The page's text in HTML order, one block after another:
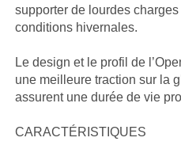
supporter de lourdes
conditions hivernales.
Le design et le profil de
une meilleure traction sur la
assurent une durée de vie
CARACTÉRISTIQUES